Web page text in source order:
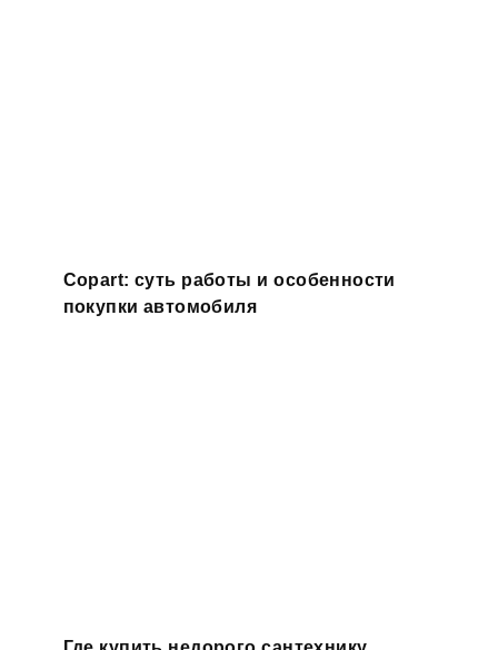
Copart: суть работы и особенности
покупки автомобиля